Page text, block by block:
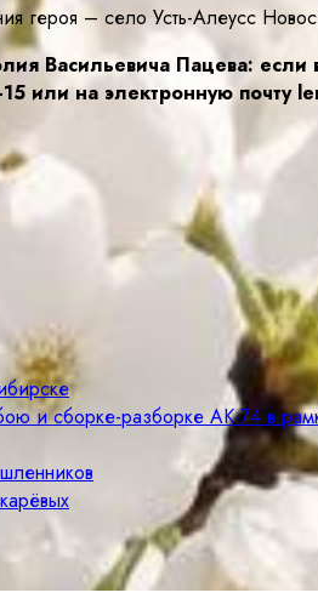
героя – село Усть-Алеусс
Васильевича Пацева: если
или на электронную почту
и сборке-разборке АК-74 в